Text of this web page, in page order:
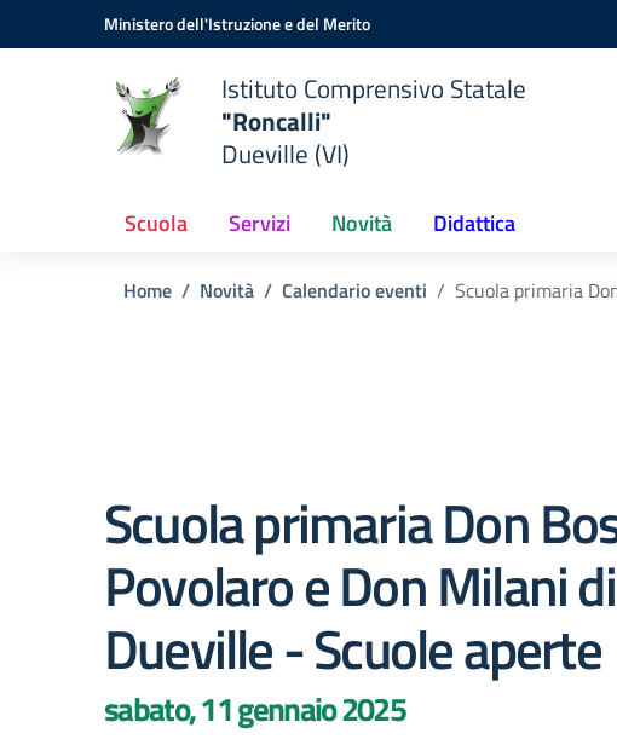
Vai ai contenuti
Vai al menu di navigazioneMinistero dell'Istruzione e del Merito
Istituto Comprensivo Statale
"Roncalli"
Dueville (VI)
Scuola Servizi Novità Didattica
Home Novità Calendario eventi Scuola primaria
Scuola primaria Don
Povolaro e Don Milani di
Dueville - Scuole aperte
sabato, 11 gennaio 2025